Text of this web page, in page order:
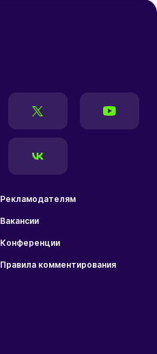
Рекламодателям
Вакансии
Конференции
Правила комментирования